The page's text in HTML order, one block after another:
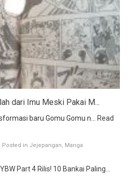
dari Imu Meski Pakai M...
baru Gomu Gomu n... Read
Posted in Jejepangan Manga
Part 4 Rilis! 10 Bankai Paling...